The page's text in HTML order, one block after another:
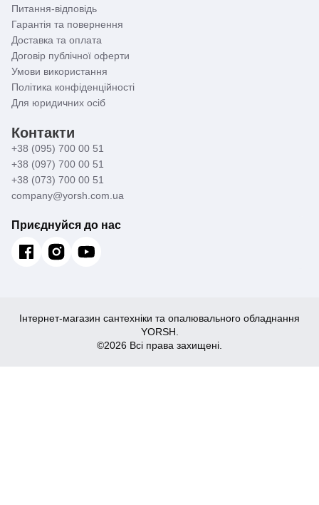
Питання-відповідь
Гарантія та повернення
Доставка та оплата
Договір публічної оферти
Умови використання
Політика конфіденційності
Для юридичних осіб
Контакти
+38 (095) 700 00 51
+38 (097) 700 00 51
+38 (073) 700 00 51
company@yorsh.com.ua
Приєднуйся до нас
Інтернет-магазин сантехніки та опалювального обладнання
YORSH.
©2026 Всі права захищені.